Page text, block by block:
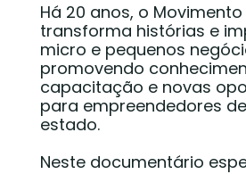
Há 20 anos, o
transforma histórias e
micro e pequenos
promovendo
capacitação e novas
para empreendedores
estado.
Neste documentário